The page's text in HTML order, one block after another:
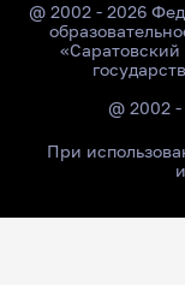
@ 2002 - 2026
@ 2002
При